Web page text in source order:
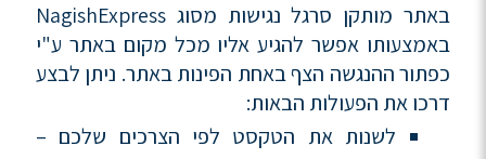
באתר מותקן סרגל נגישות מסוג NagishExpress
באמצעותו אפשר להגיע אליו מכל מקום באתר ע"י
כפתור ההנגשה הצף באחת הפינות באתר. ניתן לבצע
דרכו את הפעולות הבאות:
לשנות את הטקסט לפי הצרכים שלכם –